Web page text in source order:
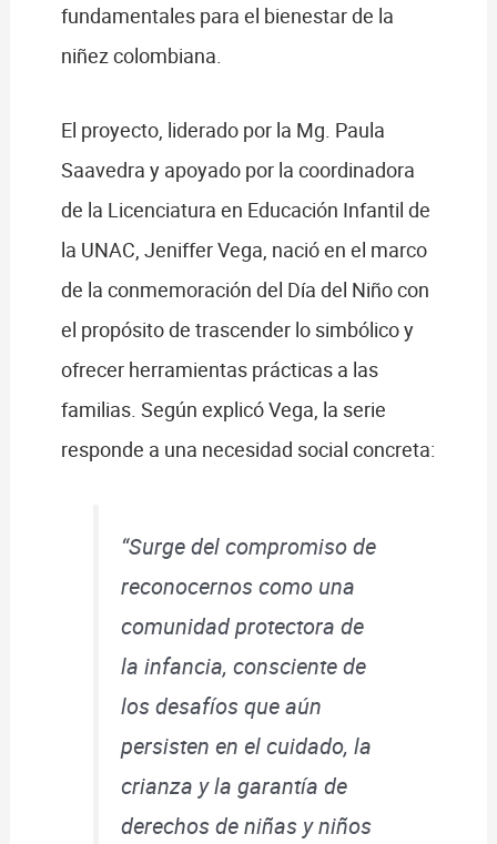
fundamentales para el bienestar de la
niñez colombiana.
El proyecto, liderado por la Mg. Paula
Saavedra y apoyado por la coordinadora
de la Licenciatura en Educación Infantil de
la UNAC, Jeniffer Vega, nació en el marco
de la conmemoración del Día del Niño con
el propósito de trascender lo simbólico y
ofrecer herramientas prácticas a las
familias. Según explicó Vega, la serie
responde a una necesidad social concreta:
“Surge del compromiso de
reconocernos como una
comunidad protectora de
la infancia, consciente de
los desafíos que aún
persisten en el cuidado, la
crianza y la garantía de
derechos de niñas y niños